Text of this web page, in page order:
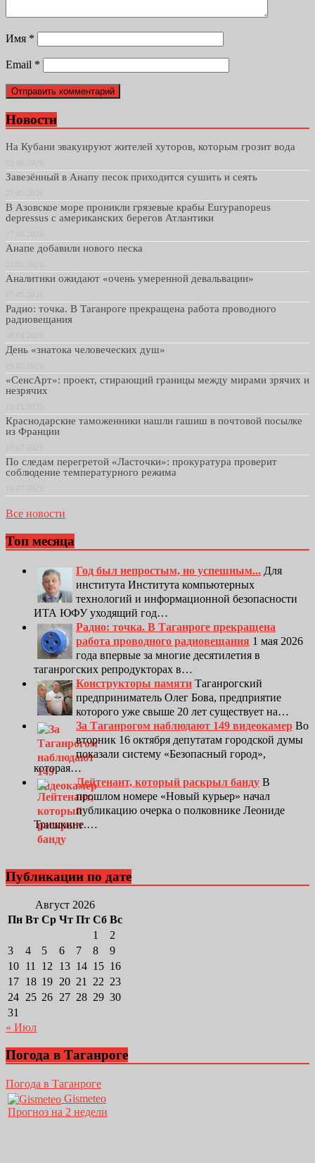
Имя *
Email *
Новости
На Кубани эвакуируют жителей хуторов, которым грозит вода
Завезённый в Анапу песок приходится сушить и сеять
В Азовское море проникли грязевые крабы Eurypanopeus
depressus с американских берегов Атлантики
Анапе добавили нового песка
Аналитики ожидают «очень умеренной девальвации»
Радио: точка. В Таганроге прекращена работа проводного
радиовещания
День «знатока человеческих душ»
«СенсАрт»: проект, стирающий границы между мирами зрячих и
незрячих
Краснодарские таможенники нашли гашиш в почтовой посылке
из Франции
По следам перегретой «Ласточки»: прокуратура проверит
соблюдение температурного режима
Все новости
Топ месяца
Год был непростым, но успешным... Для
института Института компьютерных
технологий и информационной безопасности
ИТА ЮФУ уходящий год…
Радио: точка. В Таганроге прекращена
работа проводного радиовещания 1 мая 2026
года впервые за многие десятилетия в
таганрогских репродукторах в…
Конструкторы памяти Таганрогский
предприниматель Олег Бова, предприятие
которого уже свыше 20 лет существует на…
За Таганрогом наблюдают 149 видеокамер Во
вторник 16 октября депутатам городской думы
показали систему «Безопасный город»,
которая…
Лейтенант, который раскрыл банду В
прошлом номере «Новый курьер» начал
публикацию очерка о полковнике Леониде
Тришкине.…
Публикации по дате
Август 2026
Пн Вт Ср Чт Пт Сб Вс
1
2
3
4 5 6 7 8
9
10 11 12 13 14 15 16
17 18 19 20 21 22 23
24 25 26 27 28 29 30
31
« Июл
Погода в Таганроге
Погода в Таганроге
Gismeteo
Прогноз на 2 недели